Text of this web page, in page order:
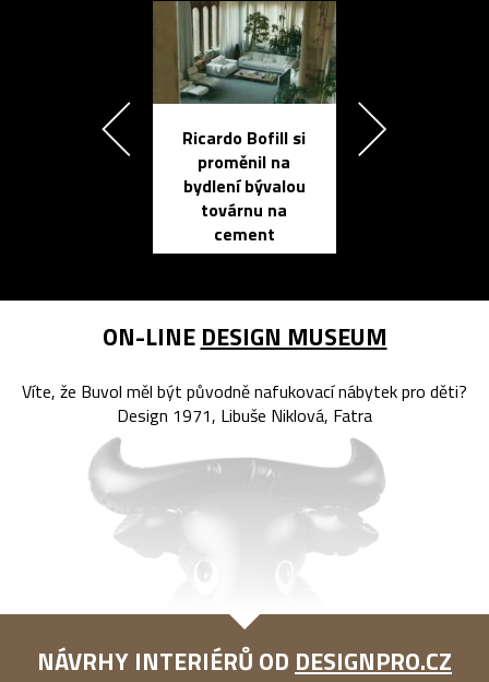
Ricardo Bofill si
proměnil na
bydlení bývalou
továrnu na
cement
ON-LINE DESIGN MUSEUM
Víte, že Buvol měl být původně nafukovací nábytek pro děti?
Design 1971, Libuše Niklová, Fatra
NÁVRHY INTERIÉRŮ OD DESIGNPRO.CZ